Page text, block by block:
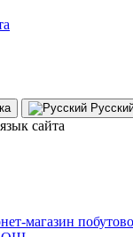
сайта